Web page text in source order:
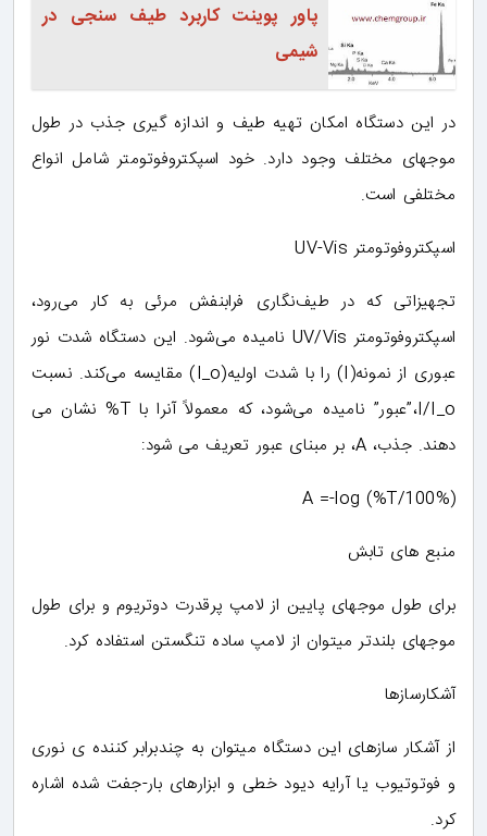
پاور پوینت کاربرد طیف سنجی در
شیمی
در این دستگاه امکان تهیه طیف و اندازه گیری جذب در طول
موجهای مختلف وجود دارد. خود اسپکتروفوتومتر شامل انواع
مختلفی است.
اسپکتروفوتومتر UV-Vis
تجهیزاتی که در طیف‌نگاری فرابنفش مرئی به کار می‌رود،
اسپکتروفوتومتر UV/Vis نامیده می‌شود. این دستگاه شدت نور
عبوری از نمونه(I) را با شدت اولیه(I_o) مقایسه می‌کند. نسبت
I/I_o،”عبور” نامیده می‌شود، که معمولاً آنرا با T% نشان می
دهند. جذب، A، بر مبنای عبور تعریف می شود:
(A =-log (%T/100%
منبع های تابش
برای طول موجهای پایین از لامپ پرقدرت دوتریوم و برای طول
موجهای بلندتر میتوان از لامپ ساده تنگستن استفاده کرد.
آشکارسازها
از آشکار سازهای این دستگاه میتوان به چندبرابر کننده ی نوری
و فوتوتیوب یا آرایه دیود خطی و ابزارهای بار-جفت شده اشاره
کرد.